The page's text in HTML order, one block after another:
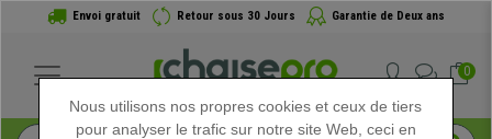
Envoi gratuit Retour sous 30 Jours Garantie de Deux ans
0
Nous utilisons nos propres cookies et ceux de tiers
pour analyser le trafic sur notre site Web, ceci en